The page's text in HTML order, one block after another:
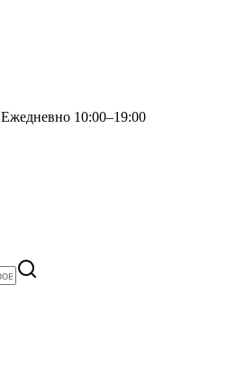
Ежедневно 10:00–19:00